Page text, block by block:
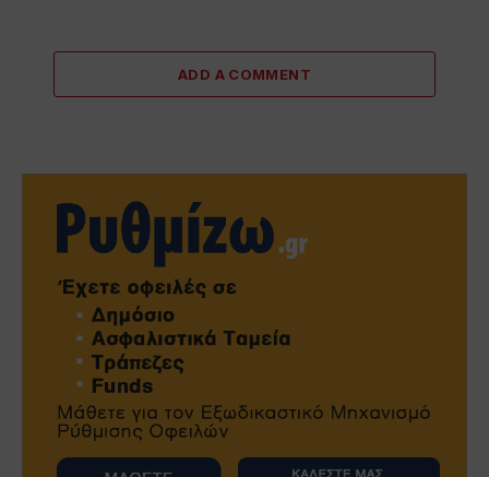
ADD A COMMENT